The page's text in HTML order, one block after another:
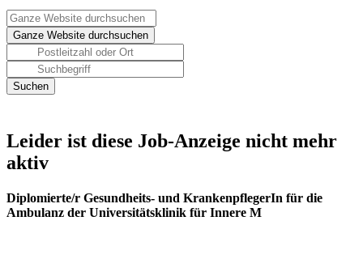
Leider ist diese Job-Anzeige nicht mehr
aktiv
Diplomierte/r Gesundheits- und KrankenpflegerIn für die
Ambulanz der Universitätsklinik für Innere M